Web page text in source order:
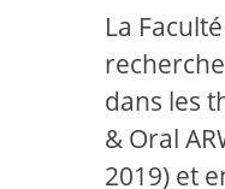
La
dans les
& Oral
2019) et